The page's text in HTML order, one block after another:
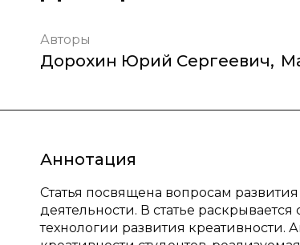
Авторы
Дорохин Юрий Сергеевич,
Аннотация
Статья посвящена вопросам
деятельности. В статье
технологии развития креативности.